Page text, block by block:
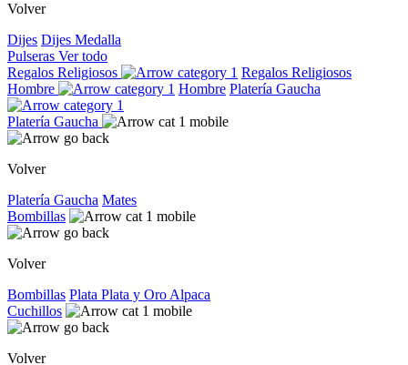
Volver
Dijes Dijes Medalla
Pulseras Ver todo
Regalos Religiosos
Regalos Religiosos
Hombre
Hombre Platería Gaucha
Platería Gaucha
Volver
Platería Gaucha Mates
Bombillas
Volver
Bombillas Plata Plata y Oro Alpaca
Cuchillos
Volver